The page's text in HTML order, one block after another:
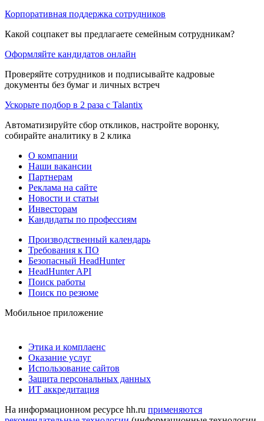
Корпоративная поддержка сотрудников
Какой соцпакет вы предлагаете семейным сотрудникам?
Оформляйте кандидатов онлайн
Проверяйте сотрудников и подписывайте кадровые
документы без бумаг и личных встреч
Ускорьте подбор в 2 раза с Talantix
Автоматизируйте сбор откликов, настройте воронку,
собирайте аналитику в 2 клика
О компании
Наши вакансии
Партнерам
Реклама на сайте
Новости и статьи
Инвесторам
Кандидаты по профессиям
Производственный календарь
Требования к ПО
Безопасный HeadHunter
HeadHunter API
Поиск работы
Поиск по резюме
Мобильное приложение
Этика и комплаенс
Оказание услуг
Использование сайтов
Защита персональных данных
ИТ аккредитация
На информационном ресурсе hh.ru применяются